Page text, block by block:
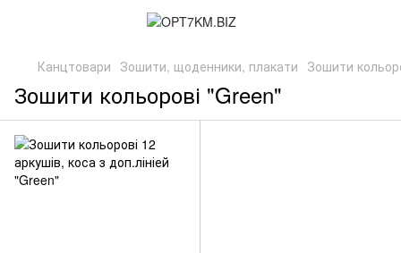
Канцтовари Зошити, щоденники, плакати Зошити
Зошити кольорові "Green"